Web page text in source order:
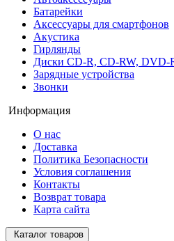
Батарейки
Аксессуары для смартфонов
Акустика
Гирлянды
Диски CD-R, CD-RW, DVD-
Зарядные устройства
Звонки
Информация
О нас
Доставка
Политика Безопасности
Условия соглашения
Контакты
Возврат товара
Карта сайта
Каталог товаров